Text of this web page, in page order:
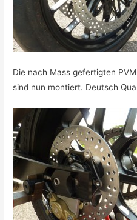
Die nach Mass gefertigten
sind nun montiert. Deutsch